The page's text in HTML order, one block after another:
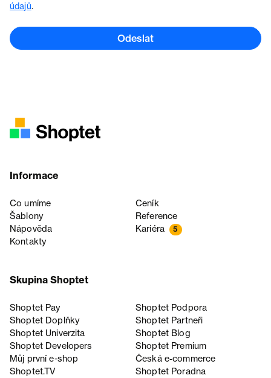
údajů.
Odeslat
Informace
Co umíme
Ceník
Šablony
Reference
Nápověda
Kariéra 5
Kontakty
Skupina Shoptet
Shoptet Pay
Shoptet Podpora
Shoptet Doplňky
Shoptet Partneři
Shoptet Univerzita
Shoptet Blog
Shoptet Developers
Shoptet Premium
Můj první e-shop
Česká e‑commerce
Shoptet.TV
Shoptet Poradna